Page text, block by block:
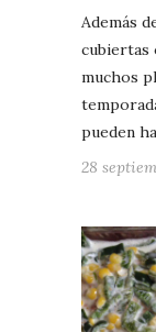
Además
cubiertas
muchos
pueden
28